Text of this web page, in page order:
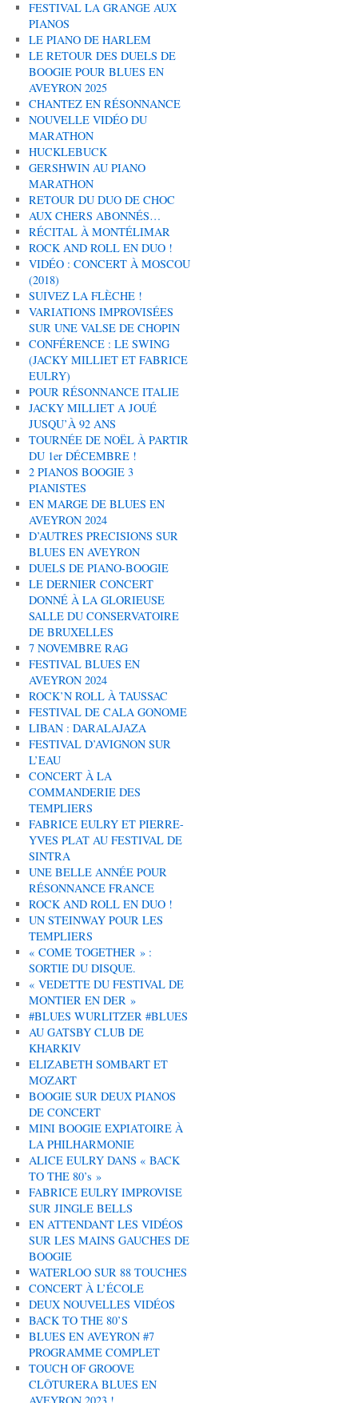
FESTIVAL LA GRANGE AUX
PIANOS
LE PIANO DE HARLEM
LE RETOUR DES DUELS DE
BOOGIE POUR BLUES EN
AVEYRON 2025
CHANTEZ EN RÉSONNANCE
NOUVELLE VIDÉO DU
MARATHON
HUCKLEBUCK
GERSHWIN AU PIANO
MARATHON
RETOUR DU DUO DE CHOC
AUX CHERS ABONNÉS…
RÉCITAL À MONTÉLIMAR
ROCK AND ROLL EN DUO !
VIDÉO : CONCERT À MOSCOU
(2018)
SUIVEZ LA FLÈCHE !
VARIATIONS IMPROVISÉES
SUR UNE VALSE DE CHOPIN
CONFÉRENCE : LE SWING
(JACKY MILLIET ET FABRICE
EULRY)
POUR RÉSONNANCE ITALIE
JACKY MILLIET A JOUÉ
JUSQU’À 92 ANS
TOURNÉE DE NOËL À PARTIR
DU 1er DÉCEMBRE !
2 PIANOS BOOGIE 3
PIANISTES
EN MARGE DE BLUES EN
AVEYRON 2024
D’AUTRES PRECISIONS SUR
BLUES EN AVEYRON
DUELS DE PIANO-BOOGIE
LE DERNIER CONCERT
DONNÉ À LA GLORIEUSE
SALLE DU CONSERVATOIRE
DE BRUXELLES
7 NOVEMBRE RAG
FESTIVAL BLUES EN
AVEYRON 2024
ROCK’N ROLL À TAUSSAC
FESTIVAL DE CALA GONOME
LIBAN : DARALAJAZA
FESTIVAL D’AVIGNON SUR
L’EAU
CONCERT À LA
COMMANDERIE DES
TEMPLIERS
FABRICE EULRY ET PIERRE-
YVES PLAT AU FESTIVAL DE
SINTRA
UNE BELLE ANNÉE POUR
RÉSONNANCE FRANCE
ROCK AND ROLL EN DUO !
UN STEINWAY POUR LES
TEMPLIERS
« COME TOGETHER » :
SORTIE DU DISQUE.
« VEDETTE DU FESTIVAL DE
MONTIER EN DER »
#BLUES WURLITZER #BLUES
AU GATSBY CLUB DE
KHARKIV
ELIZABETH SOMBART ET
MOZART
BOOGIE SUR DEUX PIANOS
DE CONCERT
MINI BOOGIE EXPIATOIRE À
LA PHILHARMONIE
ALICE EULRY DANS « BACK
TO THE 80’s »
FABRICE EULRY IMPROVISE
SUR JINGLE BELLS
EN ATTENDANT LES VIDÉOS
SUR LES MAINS GAUCHES DE
BOOGIE
WATERLOO SUR 88 TOUCHES
CONCERT À L’ÉCOLE
DEUX NOUVELLES VIDÉOS
BACK TO THE 80’S
BLUES EN AVEYRON #7
PROGRAMME COMPLET
TOUCH OF GROOVE
CLÔTURERA BLUES EN